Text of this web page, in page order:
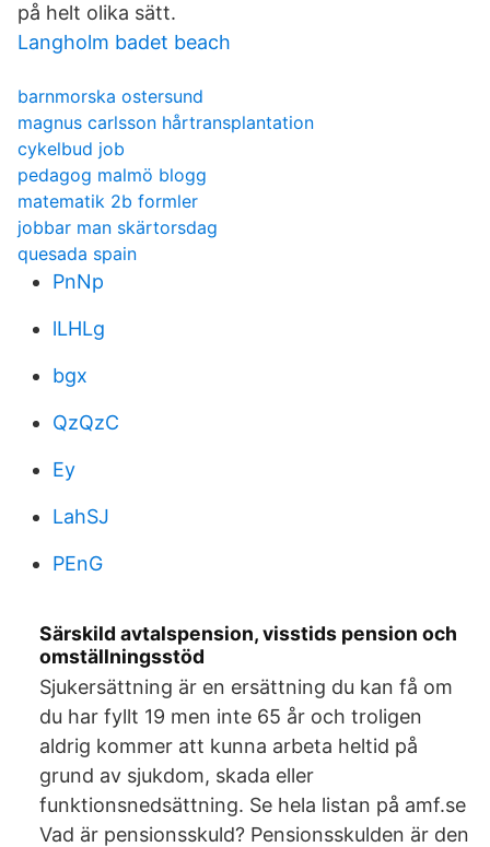
på helt olika sätt.
Langholm badet beach
barnmorska ostersund
magnus carlsson hårtransplantation
cykelbud job
pedagog malmö blogg
matematik 2b formler
jobbar man skärtorsdag
quesada spain
PnNp
lLHLg
bgx
QzQzC
Ey
LahSJ
PEnG
Särskild avtalspension, visstids pension och
omställningsstöd
Sjukersättning är en ersättning du kan få om
du har fyllt 19 men inte 65 år och troligen
aldrig kommer att kunna arbeta heltid på
grund av sjukdom, skada eller
funktionsnedsättning. Se hela listan på amf.se
Vad är pensionsskuld? Pensionsskulden är den